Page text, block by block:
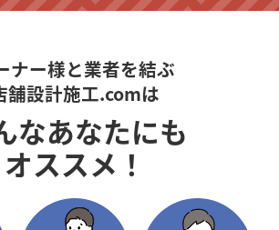
ナー様と業者を結ぶ
舗設計施工.comは
なあなたにも
オススメ！